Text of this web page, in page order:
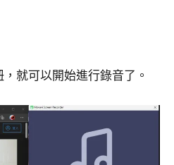
就可以開始進行錄音了。